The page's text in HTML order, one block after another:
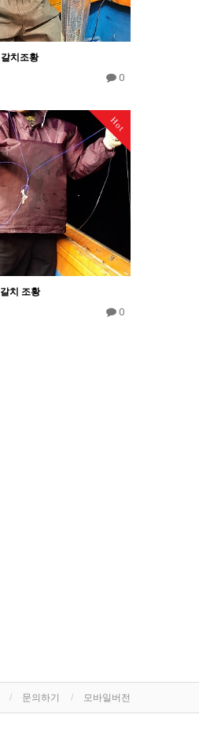
갈치조황
0
Hot
갈치 조황
0
문의하기 모바일버전